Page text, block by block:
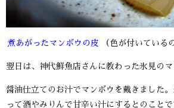
煮あがったマンボウの皮 （色が付いている
翌日は、神代鮮魚店さんに教わった氷見の
醤油仕立てのお汁でマンボウを戴きました
って酒やみりんで甘辛い汁にするとのことで